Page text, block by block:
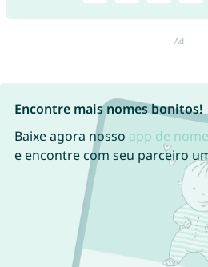
Encontre mais nomes bonitos!
Baixe agora nosso app de
e encontre com seu parceiro